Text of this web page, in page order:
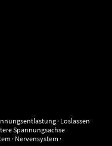
· Loslassen
Spannungsachse
· Nervensystem ·